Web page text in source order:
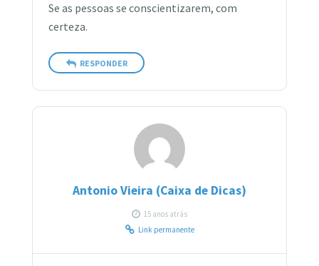
Se as pessoas se conscientizarem, com
certeza.
RESPONDER
Antonio Vieira (Caixa de Dicas)
15 anos atrás
Link permanente